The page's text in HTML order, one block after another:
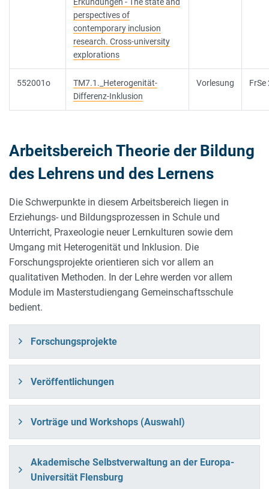
perspectives of
contemporary inclusion
research. Cross-university
explorations
552001o
TM7.1._Heterogenität-
Differenz-Inklusion
Vorlesung FrSe
Arbeitsbereich Theorie der Bildung
des Lehrens und des Lernens
Die Schwerpunkte in diesem Arbeitsbereich liegen in
Erziehungs- und Bildungsprozessen in Schule und
Unterricht, Praxeologie neuer Lernkulturen sowie dem
Umgang mit Heterogenität und Inklusion. Die
Forschungsprojekte orientieren sich vor allem an
qualitativen Methoden. In der Lehre werden vor allem
Module im Masterstudiengang Gemeinschaftsschule
bedient.
Forschungsprojekte
Veröffentlichungen
Vorträge und Workshops (Auswahl)
Akademische Selbstverwaltung an der Europa-
Universität Flensburg